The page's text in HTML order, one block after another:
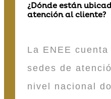
¿Dónde están
atención al cliente?
La ENEE
sedes de
nivel nacional